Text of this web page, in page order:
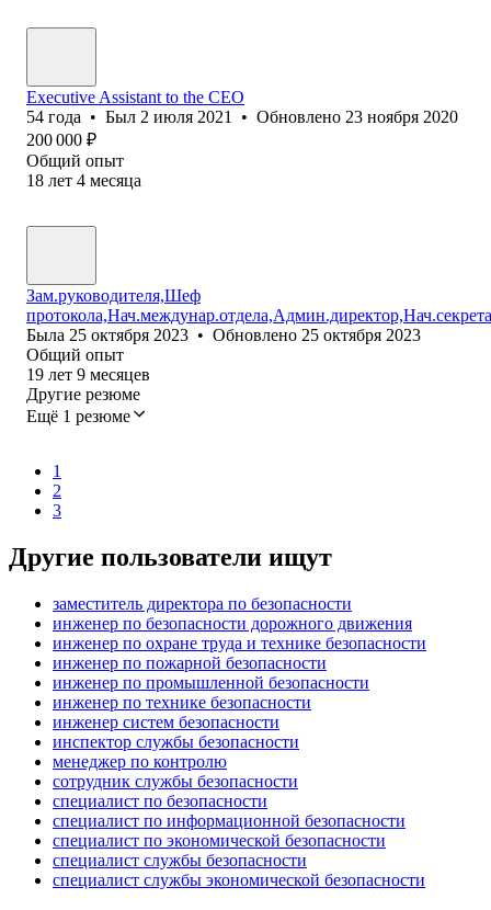
Executive Assistant to the CEO
54 года • Был 2 июля 2021 • Обновлено 23 ноября 2020
200 000 ₽
Общий опыт
18 лет 4 месяца
Зам.руководителя,Шеф
Была 25 октября 2023 • Обновлено 25 октября 2023
Общий опыт
19 лет 9 месяцев
Другие резюме
Ещё 1 резюме
1
2
3
Другие пользователи ищут
заместитель директора по безопасности
инженер по безопасности дорожного движения
инженер по охране труда и технике безопасности
инженер по пожарной безопасности
инженер по промышленной безопасности
инженер по технике безопасности
инженер систем безопасности
инспектор службы безопасности
менеджер по контролю
сотрудник службы безопасности
специалист по безопасности
специалист по информационной безопасности
специалист по экономической безопасности
специалист службы безопасности
специалист службы экономической безопасности